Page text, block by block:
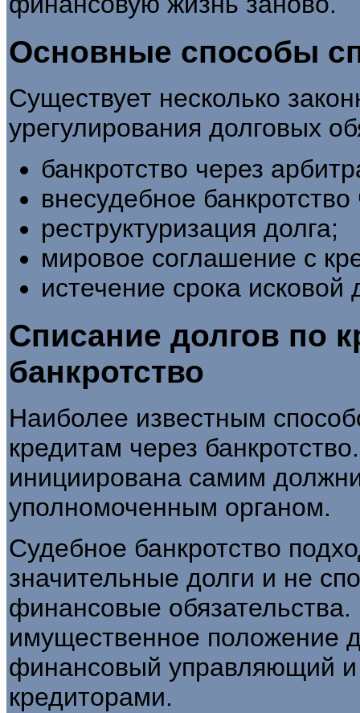
Основные способы
Существует несколько
урегулирования долговых
банкротство через
внесудебное
реструктуризация долга;
мировое соглашение с
истечение срока
Списание долгов по
банкротство
Наиболее известным
кредитам через
инициирована самим
уполномоченным органом.
Судебное банкротство
значительные долги и не
финансовые
имущественное положение
финансовый управляющий и
кредиторами.